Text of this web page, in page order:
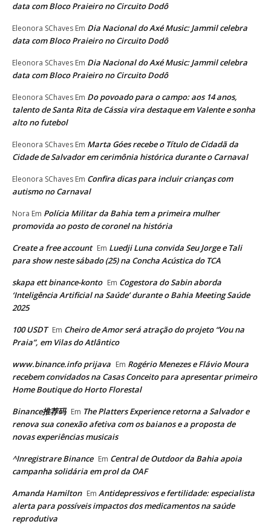
data com Bloco Praieiro no Circuito Dodô
Eleonora SChaves Em Dia Nacional do Axé Music: Jammil celebra
data com Bloco Praieiro no Circuito Dodô
Eleonora SChaves Em Dia Nacional do Axé Music: Jammil celebra
data com Bloco Praieiro no Circuito Dodô
Eleonora SChaves Em Do povoado para o campo: aos 14 anos,
talento de Santa Rita de Cássia vira destaque em Valente e sonha
alto no futebol
Eleonora SChaves Em Marta Góes recebe o Título de Cidadã da
Cidade de Salvador em cerimônia histórica durante o Carnaval
Eleonora SChaves Em Confira dicas para incluir crianças com
autismo no Carnaval
Nora Em Polícia Militar da Bahia tem a primeira mulher
promovida ao posto de coronel na história
Create a free account Em Luedji Luna convida Seu Jorge e Tali
para show neste sábado (25) na Concha Acústica do TCA
skapa ett binance-konto Em Cogestora do Sabin aborda
‘Inteligência Artificial na Saúde’ durante o Bahia Meeting Saúde
2025
100 USDT Em Cheiro de Amor será atração do projeto “Vou na
Praia”, em Vilas do Atlântico
www.binance.info prijava Em Rogério Menezes e Flávio Moura
recebem convidados na Casas Conceito para apresentar primeiro
Home Boutique do Horto Florestal
Binance推荐码 Em The Platters Experience retorna a Salvador e
renova sua conexão afetiva com os baianos e a proposta de
novas experiências musicais
^Inregistrare Binance Em Central de Outdoor da Bahia apoia
campanha solidária em prol da OAF
Amanda Hamilton Em Antidepressivos e fertilidade: especialista
alerta para possíveis impactos dos medicamentos na saúde
reprodutiva